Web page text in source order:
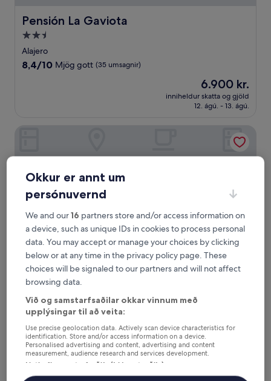
Pensión La Gaviota
Pensión La Gaviota
2.5
stjörnu
gististaður
Alajero
8.4
umsagnir)
8,4/10 Mjög gott (35 umsagnir)
Verðið
er
6.900 kr.
6.900 kr.
inniheldur skatta og gjöld
12. ágú. - 13. ágú.
Apartamentos Casa Rural Guadá
Apartamentos Casa Rural Guadá
stjörnu
gististaður
Valle Gran Rey
9.2
af
10,
Dásamlegt,
(11
umsagnir)
9,2/10 Dásamlegt
Verðið
er
7.532 kr.
7.532 kr.
inniheldur skatta og gjöld
Okkur er annt um
persónuvernd
We and our16 partners store and/or access information on
a device, such as unique IDs in cookies to process personal
data. You may accept or manage your choices by clicking
below or at any time in the privacy policy page. These
choices will be signaled to our partners and will not affect
browsing data.
Við og samstarfsaðilar okkar vinnum með
upplýsingar til að veita:
Use precise geolocation data. Actively scan device characteristics for
identification. Store and/or access information on a device.
Personalised advertising and content, advertising and content
measurement, audience research and services development.
Listi yfir samstarfsaðila (þjónustuaðila)